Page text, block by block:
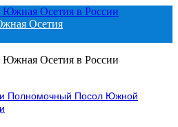
Осетия
Полномочный Посол Южной